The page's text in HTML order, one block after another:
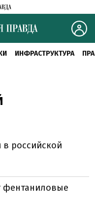
ИНФРАСТРУКТУРА
российской
фентаниловые